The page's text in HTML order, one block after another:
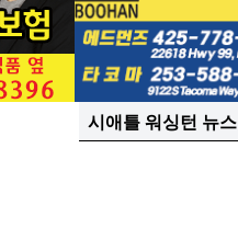
시애틀 워싱턴 뉴스